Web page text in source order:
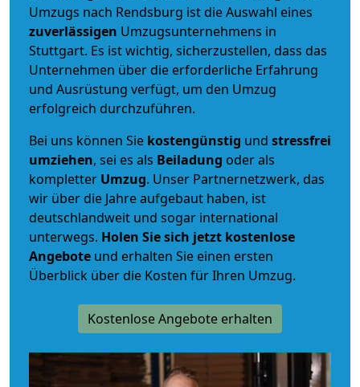
Umzugs nach Rendsburg ist die Auswahl eines
zuverlässigen Umzugsunternehmens in
Stuttgart. Es ist wichtig, sicherzustellen, dass das
Unternehmen über die erforderliche Erfahrung
und Ausrüstung verfügt, um den Umzug
erfolgreich durchzuführen.
Bei uns können Sie kostengünstig und stressfrei
umziehen, sei es als Beiladung oder als
kompletter Umzug. Unser Partnernetzwerk, das
wir über die Jahre aufgebaut haben, ist
deutschlandweit und sogar international
unterwegs. Holen Sie sich jetzt kostenlose
Angebote und erhalten Sie einen ersten
Überblick über die Kosten für Ihren Umzug.
Kostenlose Angebote erhalten